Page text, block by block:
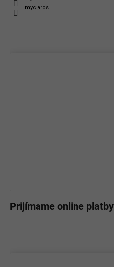
myclaros
Prijímame online platby